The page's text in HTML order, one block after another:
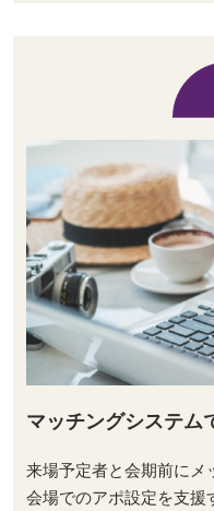
マッチングシステム
来場予定者と会期前に
会場でのアポ設定を支